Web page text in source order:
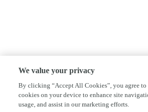
We value your privacy
By clicking “Accept All Cookies”, you agree
cookies on your device to enhance site
usage, and assist in our marketing efforts.